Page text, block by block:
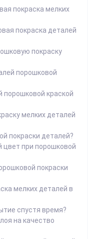
покраска мелких
покраска деталей
покраску
порошковой
порошковой краской
мелких деталей
покраски деталей?
при порошковой
покраски
мелких деталей в
спустя время?
на качество